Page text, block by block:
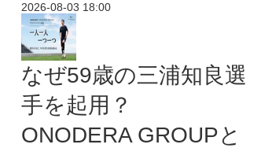
2026-08-03 18:00
なぜ59歳の三浦知良選
手を起用？
ONODERA GROUPと